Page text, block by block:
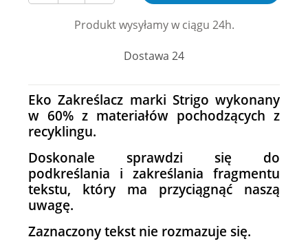
Produkt wysyłamy w ciągu 24h.
Dostawa 24
Eko Zakreślacz marki Strigo wykonany
w 60% z materiałów pochodzących z
recyklingu.
Doskonale sprawdzi się do
podkreślania i zakreślania fragmentu
tekstu, który ma przyciągnąć naszą
uwagę.
Zaznaczony tekst nie rozmazuje się.